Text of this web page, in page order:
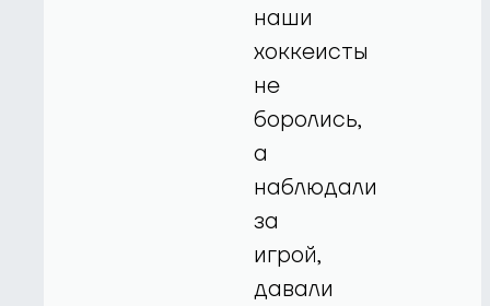
наши
хоккеисты
не
боролись,
а
наблюдали
за
игрой,
давали